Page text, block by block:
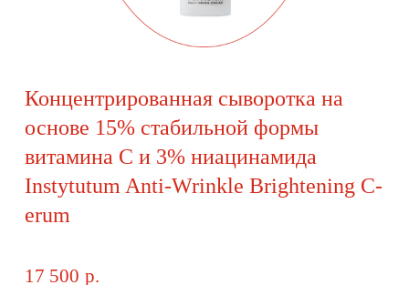
основе 15% стабильной формы
витамина С и 3% ниацинамида
17 500 р.
Объём